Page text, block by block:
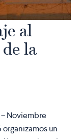
al
la
Noviembre
un